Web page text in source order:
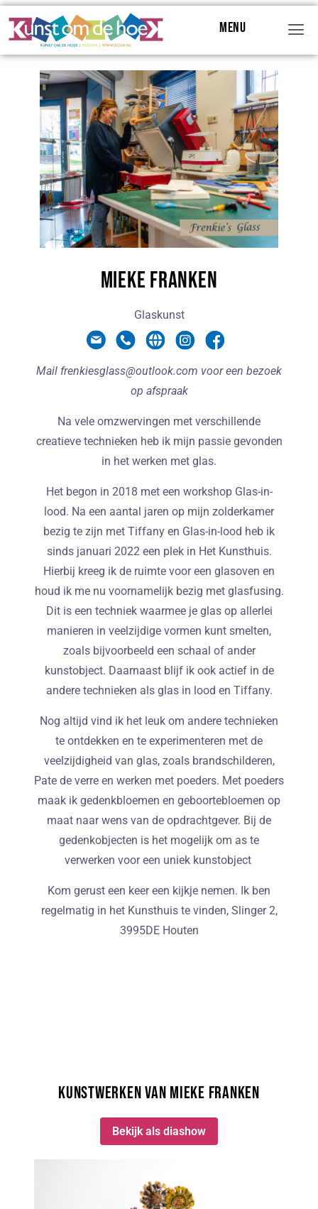
Menu
Mieke Franken
Glaskunst
Mail frenkiesglass@outlook.com voor een bezoek
op afspraak
Na vele omzwervingen met verschillende
creatieve technieken heb ik mijn passie gevonden
in het werken met glas.
Het begon in 2018 met een workshop Glas-in-
lood. Na een aantal jaren op mijn zolderkamer
bezig te zijn met Tiffany en Glas-in-lood heb ik
sinds januari 2022 een plek in Het Kunsthuis.
Hierbij kreeg ik de ruimte voor een glasoven en
houd ik me nu voornamelijk bezig met glasfusing.
Dit is een techniek waarmee je glas op allerlei
manieren in veelzijdige vormen kunt smelten,
zoals bijvoorbeeld een schaal of ander
kunstobject. Daarnaast blijf ik ook actief in de
andere technieken als glas in lood en Tiffany.
Nog altijd vind ik het leuk om andere technieken
te ontdekken en te experimenteren met de
veelzijdigheid van glas, zoals brandschilderen,
Pate de verre en werken met poeders. Met poeders
maak ik gedenkbloemen en geboortebloemen op
maat naar wens van de opdrachtgever. Bij de
gedenkobjecten is het mogelijk om as te
verwerken voor een uniek kunstobject
Kom gerust een keer een kijkje nemen. Ik ben
regelmatig in het Kunsthuis te vinden, Slinger 2,
3995DE Houten
Kunstwerken van Mieke Franken
Bekijk als diashow